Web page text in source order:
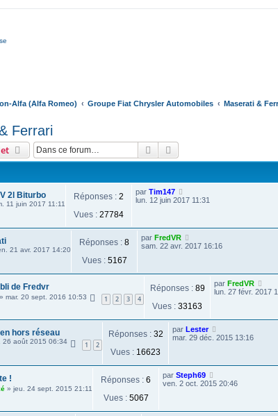
Alfa (Alfa Romeo) Groupe Fiat Chrysler Automobiles Maserati &
Ferrari
Rechercher
2l Biturbo
11 juin 2017 11:11
Réponses : 2
Vues : 27784
par Tim147
lun. 12 juin 2017 11:31
21 avr. 2017 14:20
Réponses : 8
Vues : 5167
par FredVR
sam. 22 avr. 2017 16:16
de Fredvr
» mar. 20 sept. 2016 10:53 1 2 3 4
Réponses : 89
Vues : 33163
par FredVR
lun. 27 févr. 2017
hors réseau
26 août 2015 06:34 1 2
Réponses : 32
Vues : 16623
par Lester
mar. 29 déc. 2015 13:16
!
» jeu. 24 sept. 2015 21:11
Réponses : 6
Vues : 5067
par Steph69
ven. 2 oct. 2015 20:46